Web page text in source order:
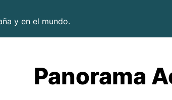
y en el mundo.
Panorama